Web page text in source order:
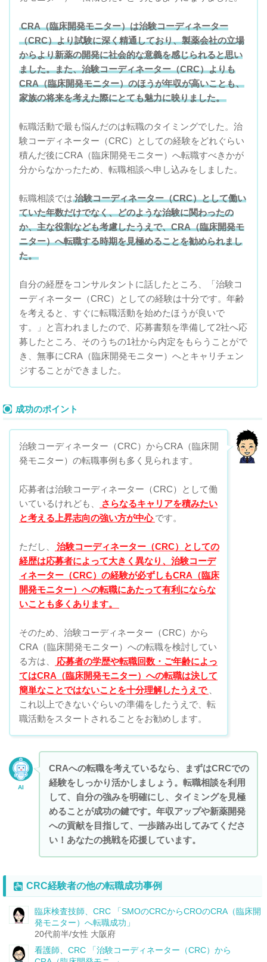
CRA（臨床開発モニター）は治験コーディネーター
（CRC）より試験に深く精通しており、製薬会社の立場
からより新薬の開発に社会的な意義を感じられると思い
ました。また、治験コーディネーター（CRC）よりも
CRA（臨床開発モニター）のほうが年収が高いことも、
家族の将来を考えた際にとても魅力に映りました。
転職活動で最も悩んだのは転職のタイミングでした。治
験コーディネーター（CRC）としての経験をどれぐらい
積んだ後にCRA（臨床開発モニター）へ転職すべきかが
分からなかったため、転職相談へ申し込みをしました。
転職相談では 治験コーディネーター（CRC）として働い
ていた年数だけでなく、どのような治験に関わったの
か、主な役割なども考慮したうえで、CRA（臨床開発モ
ニター）へ転職する時期を見極めることを勧められまし
た。
自分の経歴をコンサルタントに話したところ、「治験コ
ーディネーター（CRC）としての経験は十分です。年齢
を考えると、すぐに転職活動を始めたほうが良いで
す。」と言われましたので、応募書類を準備して2社へ応
募したところ、そのうちの1社から内定をもらうことがで
き、無事にCRA（臨床開発モニター）へとキャリチェン
ジすることができました。
成功のポイント
治験コーディネーター（CRC）からCRA（臨床開
発モニター）の転職事例も多く見られます。
応募者は治験コーディネーター（CRC）として働
いているけれども、
さらなるキャリアを積みたい
と考える上昇志向の強い方が中心 です。
ただし、
治験コーディネーター（CRC）としての
経歴は応募者によって大きく異なり、治験コーデ
ィネーター（CRC）の経験が必ずしもCRA（臨床
開発モニター）への転職にあたって有利にならな
いことも多くあります。
そのため、治験コーディネーター（CRC）から
CRA（臨床開発モニター）への転職を検討してい
る方は、
応募者の学歴や転職回数・ご年齢によっ
てはCRA（臨床開発モニター）への転職は決して
簡単なことではないことを十分理解したうえで
これ以上できないぐらいの準備をしたうえで、転
職活動をスタートされることをお勧めします。
AI
CRAへの転職を考えているなら、まずはCRCでの
経験をしっかり活かしましょう。転職相談を利用
して、自分の強みを明確にし、タイミングを見極
めることが成功の鍵です。年収アップや新薬開発
への貢献を目指して、一歩踏み出してみてくださ
い！あなたの挑戦を応援しています。
CRC経験者の他の転職成功事例
臨床検査技師、CRC 「SMOのCRCからCROのCRA（臨床開
発モニター）へ転職成功」
20代前半/女性 大阪府
看護師、CRC 「治験コーディネーター（CRC）から